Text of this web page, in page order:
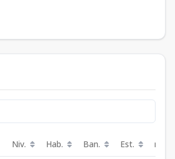
Niv. Hab. Ban. Est. m²